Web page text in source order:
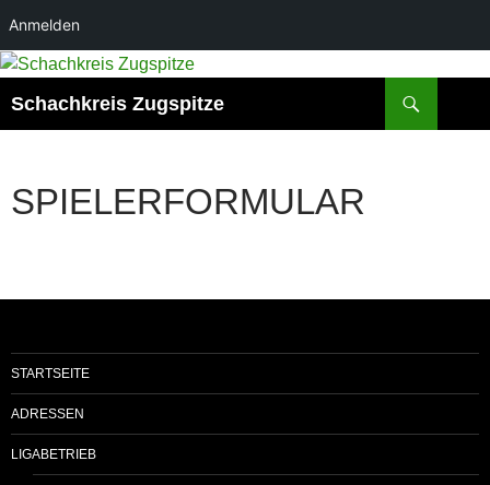
Anmelden
Zum
springen
Schachkreis Zugspitze
SPIELERFORMULAR
STARTSEITE
ADRESSEN
LIGABETRIEB